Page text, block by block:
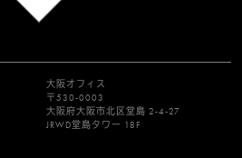
大阪オフィス
〒530-0003
大阪府大阪市北区堂島 2-4-27
JRWD堂島タワー 18F